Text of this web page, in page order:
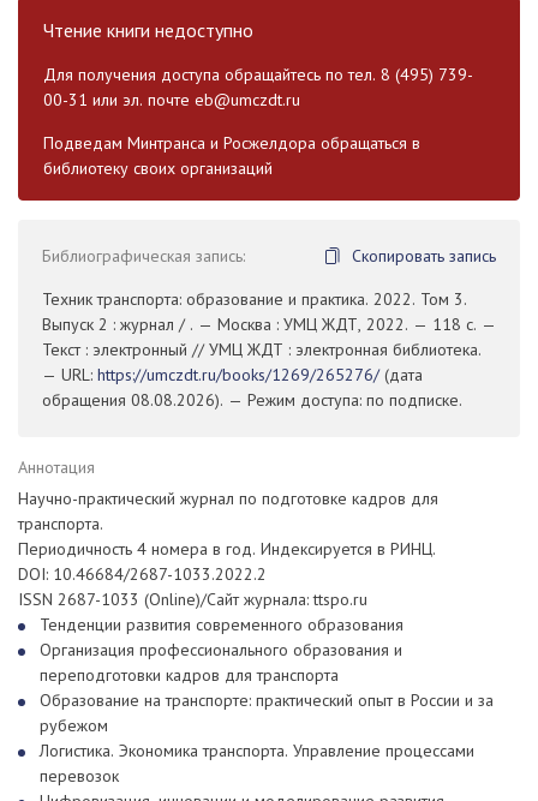
Чтение книги недоступно
Для получения доступа обращайтесь по тел. 8 (495) 739-
00-31 или эл. почте eb@umczdt.ru
Подведам Минтранса и Росжелдора обращаться в
библиотеку своих организаций
Библиографическая запись:
Скопировать запись
Техник транспорта: образование и практика. 2022. Том 3.
Выпуск 2 : журнал / . — Москва : УМЦ ЖДТ, 2022. — 118 с. —
Текст : электронный // УМЦ ЖДТ : электронная библиотека.
— URL: https://umczdt.ru/books/1269/265276/(дата
обращения 08.08.2026). — Режим доступа: по подписке.
Аннотация
Научно-практический журнал по подготовке кадров для
транспорта.
Периодичность 4 номера в год. Индексируется в РИНЦ.
DOI: 10.46684/2687-1033.2022.2
ISSN 2687-1033 (Online)/Сайт журнала: ttspo.ru
Тенденции развития современного образования
Организация профессионального образования и
переподготовки кадров для транспорта
Образование на транспорте: практический опыт в России и за
рубежом
Логистика. Экономика транспорта. Управление процессами
перевозок